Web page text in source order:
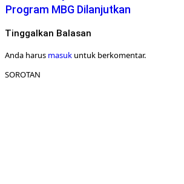
Program MBG Dilanjutkan
Tinggalkan Balasan
Anda harus masuk untuk berkomentar.
SOROTAN